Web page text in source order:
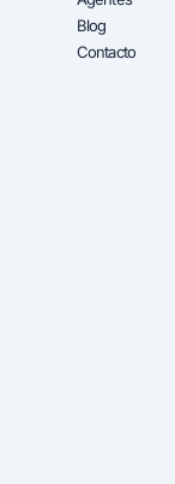
Blog
Contacto